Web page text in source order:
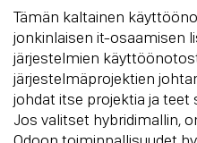
Tämän kaltainen
jonkinlaisen it-osaamisen
järjestelmien
järjestelmäprojektien
johdat itse projektia ja
Jos valitset hybridimallin,